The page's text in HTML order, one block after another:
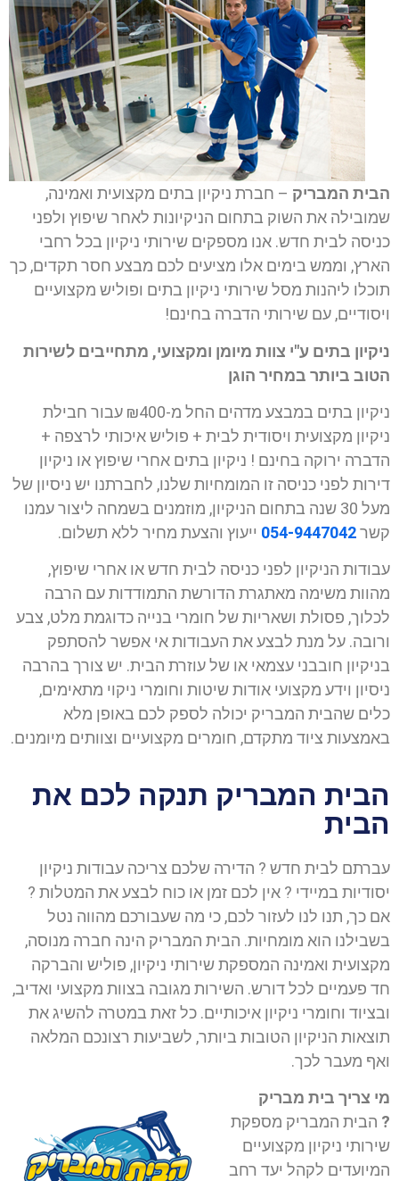
הבית המבריק – חברת ניקיון בתים מקצועית ואמינה,
שמובילה את השוק בתחום הניקיונות לאחר שיפוץ ולפני
כניסה לבית חדש. אנו מספקים שירותי ניקיון בכל רחבי
הארץ, וממש בימים אלו מציעים לכם מבצע חסר תקדים, כך
תוכלו ליהנות מסל שירותי ניקיון בתים ופוליש מקצועיים
ויסודיים, עם שירותי הדברה בחינם!
ניקיון בתים ע"י צוות מיומן ומקצועי, מתחייבים לשירות
הטוב ביותר במחיר הוגן
ניקיון בתים במבצע מדהים החל מ-₪400 עבור חבילת
ניקיון מקצועית ויסודית לבית + פוליש איכותי לרצפה +
הדברה ירוקה בחינם ! ניקיון בתים אחרי שיפוץ או ניקיון
דירות לפני כניסה זו המומחיות שלנו, לחברתנו יש ניסיון של
מעל 30 שנה בתחום הניקיון, מוזמנים בשמחה ליצור עמנו
קשר054-9447042 ייעוץ והצעת מחיר ללא תשלום.
עבודות הניקיון לפני כניסה לבית חדש או אחרי שיפוץ,
מהוות משימה מאתגרת הדורשת התמודדות עם הרבה
לכלוך, פסולת ושאריות של חומרי בנייה כדוגמת מלט, צבע
ורובה. על מנת לבצע את העבודות אי אפשר להסתפק
בניקיון חובבני עצמאי או של עוזרת הבית. יש צורך בהרבה
ניסיון וידע מקצועי אודות שיטות וחומרי ניקוי מתאימים,
כלים שהבית המבריק יכולה לספק לכם באופן מלא
באמצעות ציוד מתקדם, חומרים מקצועיים וצוותים מיומנים.
הבית המבריק תנקה לכם את
הבית
עברתם לבית חדש ? הדירה שלכם צריכה עבודות ניקיון
יסודיות במיידי ? אין לכם זמן או כוח לבצע את המטלות ?
אם כך, תנו לנו לעזור לכם, כי מה שעבורכם מהווה נטל
בשבילנו הוא מומחיות. הבית המבריק הינה חברה מנוסה,
מקצועית ואמינה המספקת שירותי ניקיון, פוליש והברקה
חד פעמיים לכל דורש. השירות מגובה בצוות מקצועי ואדיב,
ובציוד וחומרי ניקיון איכותיים. כל זאת במטרה להשיג את
תוצאות הניקיון הטובות ביותר, לשביעות רצונכם המלאה
ואף מעבר לכך.
מי צריך בית מבריק
? הבית המבריק מספקת
שירותי ניקיון מקצועיים
המיועדים לקהל יעד רחב